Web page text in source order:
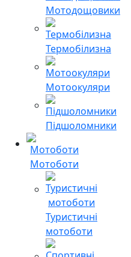
Мотодощовики
Термобілизна
Мотоокуляри
Підшоломники
Мотоботи
Туристичні
мотоботи